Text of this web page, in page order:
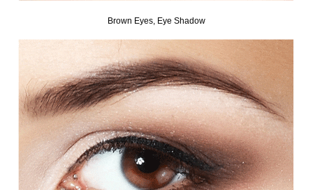
Brown Eyes, Eye Shadow